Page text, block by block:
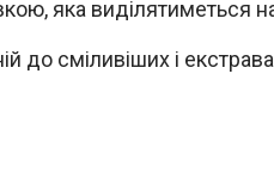
яка виділятиметься
до сміливіших і